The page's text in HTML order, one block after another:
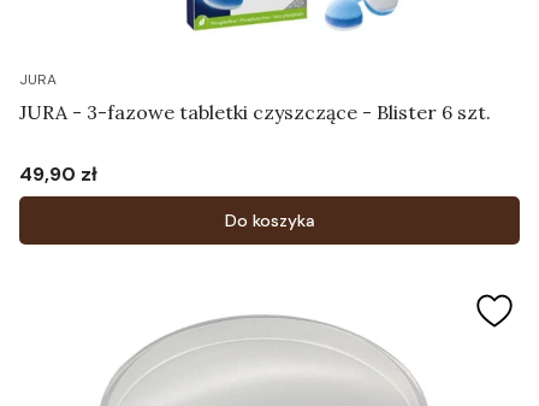
JURA
JURA - 3-fazowe tabletki czyszczące - Blister 6 szt.
Cena
49,90 zł
Do koszyka